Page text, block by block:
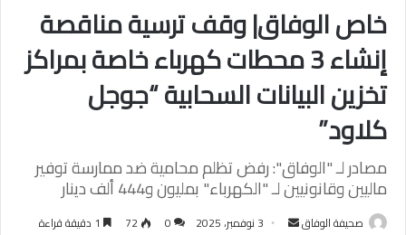
خاص الوفاق| وقف ترسية مناقصة
إنشاء 3 محطات كهرباء خاصة بمراكز
تخزين البيانات السحابية “جوجل
كلاود”
مصادر لـ "الوفاق": رفض تظلم محامية ضد ممارسة توفير
ماليين وقانونيين لـ "الكهرباء" بمليون و444 ألف دينار
صحيفة الوفاق
أرسل 3 نوفمبر، 2025 0
72